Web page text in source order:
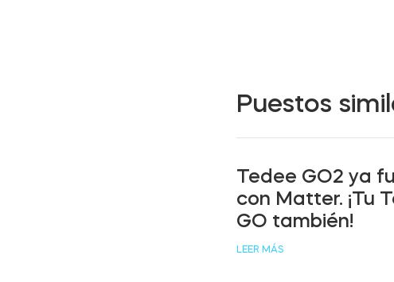
Puestos
Tedee GO2 ya
con Matter. ¡Tu
GO también!
LEER MÁS